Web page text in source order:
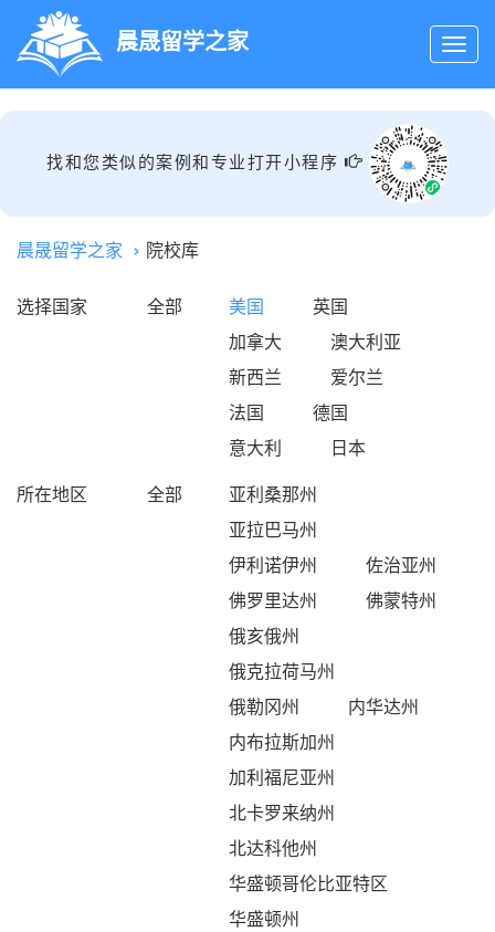
晨晟留学之家
找和您类似的案例和专业打开小程序
晨晟留学之家 院校库
选择国家 全部 美国
英国
加拿大
澳大利亚
新西兰
爱尔兰
法国
德国
意大利
日本
所在地区
全部
亚利桑那州
亚拉巴马州
伊利诺伊州
佐治亚州
佛罗里达州
佛蒙特州
俄亥俄州
俄克拉荷马州
俄勒冈州
内华达州
内布拉斯加州
加利福尼亚州
北卡罗来纳州
北达科他州
华盛顿哥伦比亚特区
华盛顿州